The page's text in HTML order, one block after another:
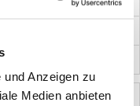
Anzeigen zu
Medien anbieten